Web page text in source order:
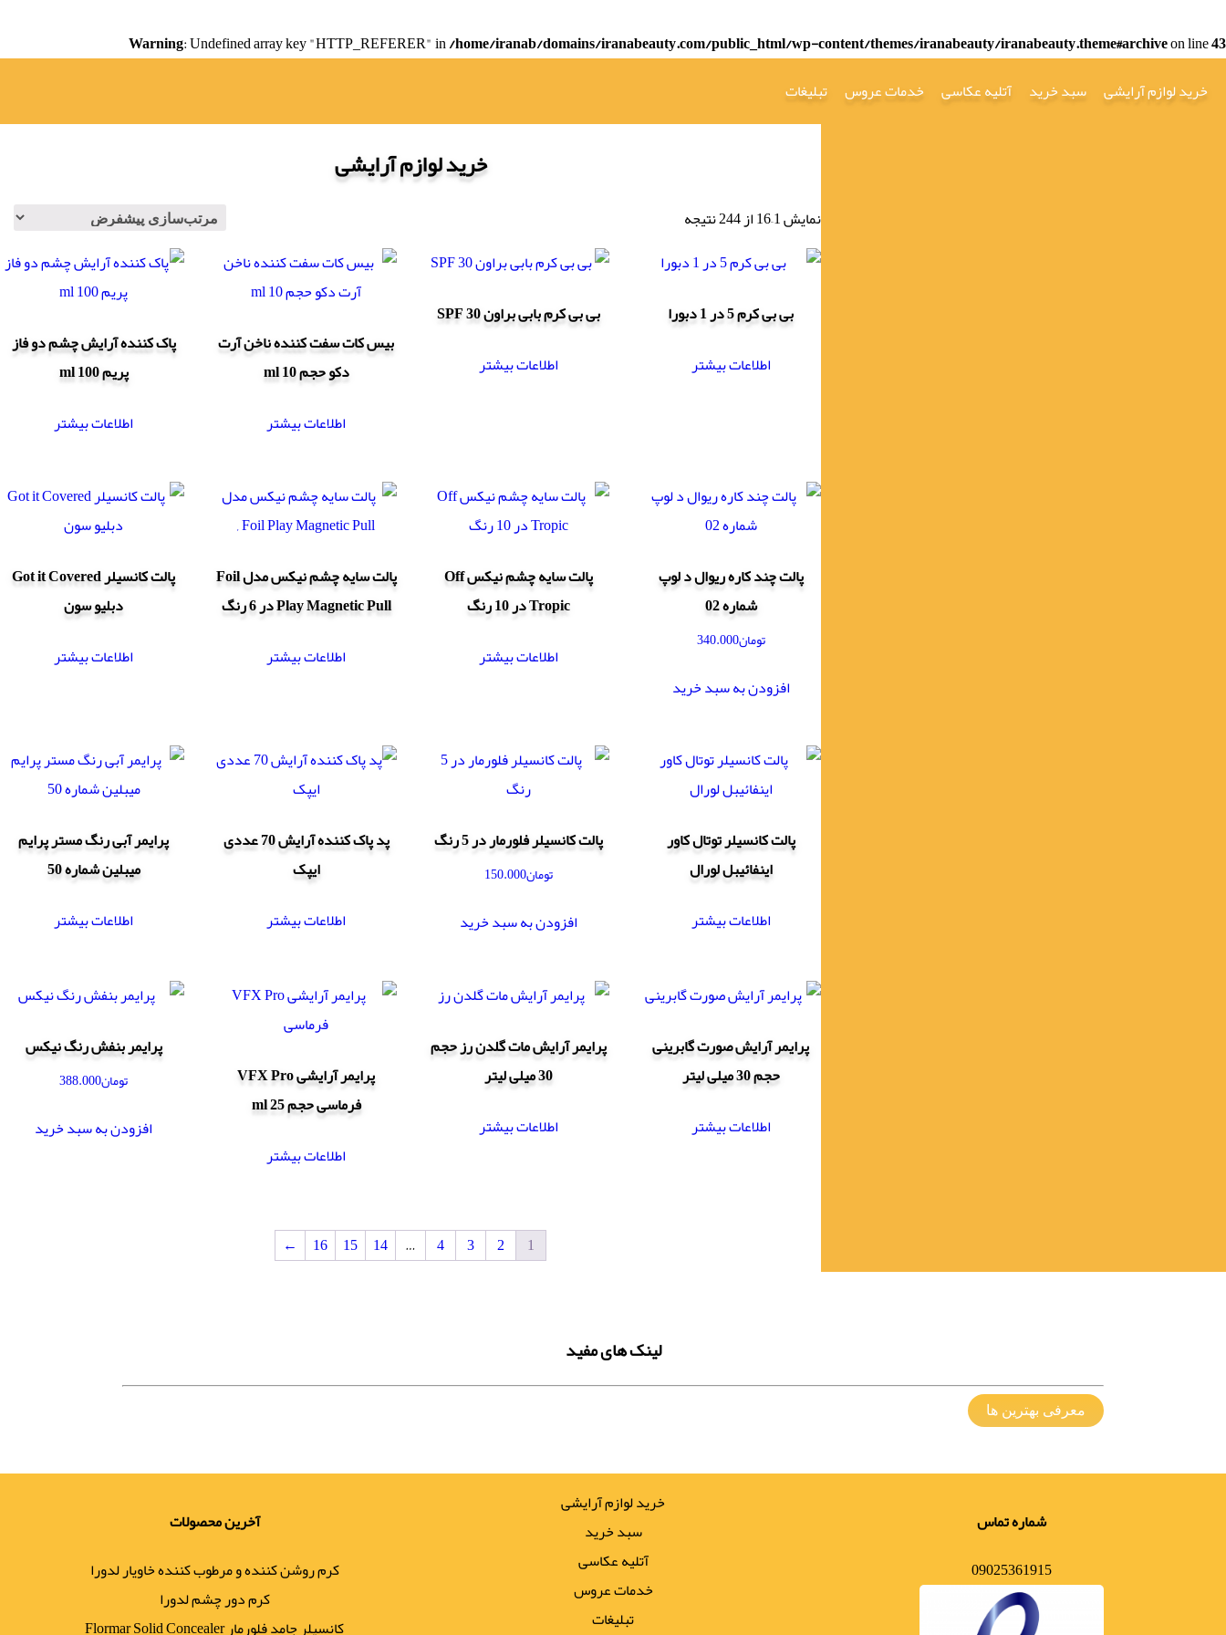
Warning: Undefined array key "HTTP_REFERER" in/home/iranab/domains/iranabeauty.com/public_html/wp-content/themes/iranabeauty/iranabeauty.theme#archiveon line43
خرید لوازم آرایشی سبد خرید آتلیه عکاسی خدمات عروس تبلیغات
خرید لوازم آرایشی
نمایش 1–16 از 244 نتیجه
بی بی کرم 5 در 1 دبورا
اطلاعات بیشتر
بی بی کرم بابی براون SPF 30
اطلاعات بیشتر
بیس کات سفت کننده ناخن آرت
دکو حجم 10 ml
اطلاعات بیشتر
پاک کننده آرایش چشم دو فاز
پریم 100 ml
اطلاعات بیشتر
پالت چند کاره ریوال د لوپ
شماره 02
تومان340.000
افزودن به سبد خرید
پالت سایه چشم نیکس Off
Tropic در 10 رنگ
اطلاعات بیشتر
پالت سایه چشم نیکس مدل Foil
Play Magnetic Pull در 6 رنگ
اطلاعات بیشتر
پالت کانسیلر Got it Covered
دبلیو سون
اطلاعات بیشتر
پالت کانسیلر توتال کاور
اینفائیبل لورال
اطلاعات بیشتر
پالت کانسیلر فلورمار در 5 رنگ
تومان150.000
افزودن به سبد خرید
پد پاک کننده آرایش 70 عددی
ایپک
اطلاعات بیشتر
پرایمر آبی رنگ مستر پرایم
میبلین شماره 50
اطلاعات بیشتر
پرایمر آرایش صورت گابرینی
حجم 30 میلی لیتر
اطلاعات بیشتر
پرایمر آرایش مات گلدن رز حجم
30 میلی لیتر
اطلاعات بیشتر
پرایمر آرایشی VFX Pro
فرماسی حجم 25 ml
اطلاعات بیشتر
پرایمر بنفش رنگ نیکس
تومان388.000
افزودن به سبد خرید
1
2
3
4
…
14
15
16
←
لینک های مفید
معرفی بهترین ها
شماره تماس
09025361915
خرید لوازم آرایشی
سبد خرید
آتلیه عکاسی
خدمات عروس
تبلیغات
آخرین محصولات
کرم روشن کننده و مرطوب کننده خاویار لدورا
کرم دور چشم لدورا
کانسیلر جامد فلورمار Flormar Solid Concealer